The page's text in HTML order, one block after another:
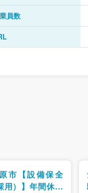
員数
市【設備保全
用）】年間休日